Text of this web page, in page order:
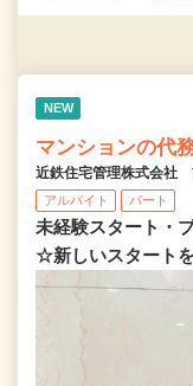
NEW
マンションの代
近鉄住宅管理株式会社
アルバイト パート
未経験スタート・
☆新しいスタート